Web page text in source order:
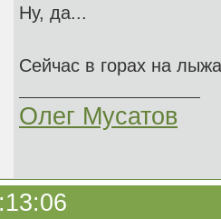
Ну, да...
Сейчас в горах на
Oлег Мусатов